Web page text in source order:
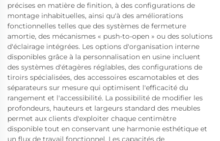
précises en matière de finition, à des configurations de
montage inhabituelles, ainsi qu'à des améliorations
fonctionnelles telles que des systèmes de fermeture
amortie, des mécanismes « push-to-open » ou des solutions
d'éclairage intégrées. Les options d'organisation interne
disponibles grâce à la personnalisation en usine incluent
des systèmes d'étagères réglables, des configurations de
tiroirs spécialisées, des accessoires escamotables et des
séparateurs sur mesure qui optimisent l'efficacité du
rangement et l'accessibilité. La possibilité de modifier les
profondeurs, hauteurs et largeurs standard des meubles
permet aux clients d'exploiter chaque centimètre
disponible tout en conservant une harmonie esthétique et
un flux de travail fonctionnel. Les capacités de